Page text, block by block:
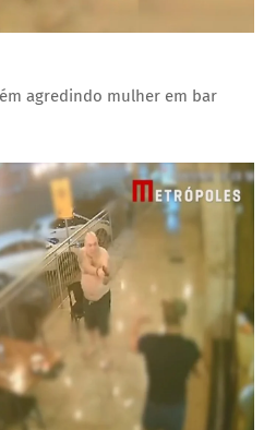
agredindo mulher em bar